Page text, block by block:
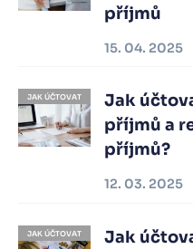
příjmů
15. 04. 2025
JAK ÚČTOVAT
Jak
příjmů a
příjmů?
12. 03. 2025
JAK ÚČTOVAT
Jak